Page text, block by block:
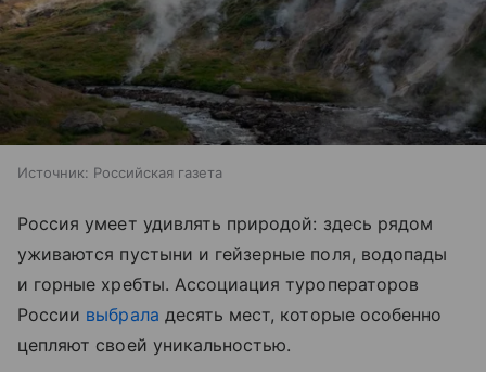
Источник: Российская газета
Россия умеет удивлять природой: здесь рядом
уживаются пустыни и гейзерные поля, водопады
и горные хребты. Ассоциация туроператоров
России выбрала десять мест, которые особенно
цепляют своей уникальностью.